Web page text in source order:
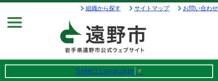
組織から探す サイトマップ お問い合わせ
Select Language ▼